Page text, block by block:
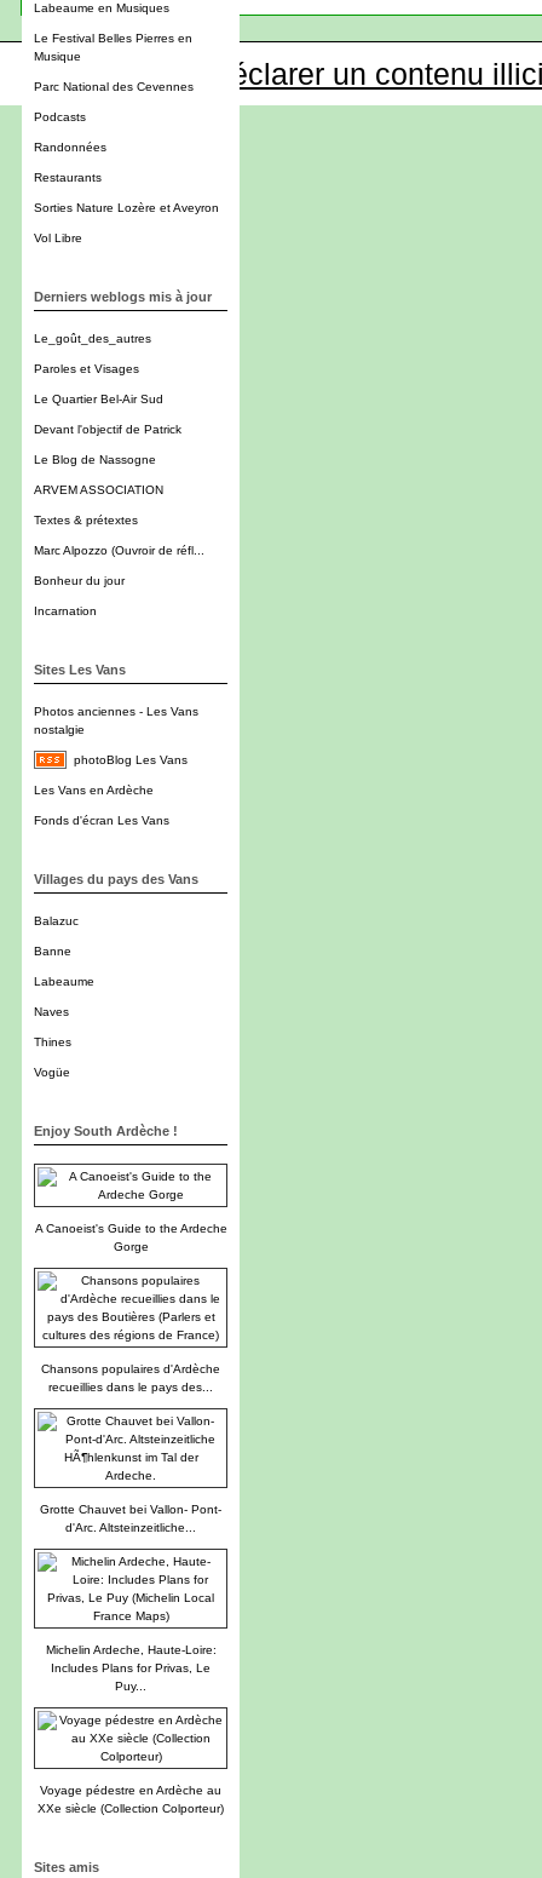
Labeaume en Musiques
Le Festival Belles Pierres en
Musique
Parc National des Cevennes
Podcasts
Randonnées
Restaurants
Sorties Nature Lozère et Aveyron
Vol Libre
Derniers weblogs mis à jour
Le_goût_des_autres
Paroles et Visages
Le Quartier Bel-Air Sud
Devant l'objectif de Patrick
Le Blog de Nassogne
ARVEM ASSOCIATION
Textes & prétextes
Marc Alpozzo (Ouvroir de réfl...
Bonheur du jour
Incarnation
Sites Les Vans
Photos anciennes - Les Vans
nostalgie
photoBlog Les Vans
Les Vans en Ardèche
Fonds d'écran Les Vans
Villages du pays des Vans
Balazuc
Banne
Labeaume
Naves
Thines
Vogüe
Enjoy South Ardèche !
A Canoeist's Guide to the Ardeche
Gorge
Chansons populaires d'Ardèche
recueillies dans le pays des...
Grotte Chauvet bei Vallon- Pont-
d'Arc. Altsteinzeitliche...
Michelin Ardeche, Haute-Loire:
Includes Plans for Privas, Le
Puy...
Voyage pédestre en Ardèche au
XXe siècle (Collection Colporteur)
Sites amis
Déclarer un contenu